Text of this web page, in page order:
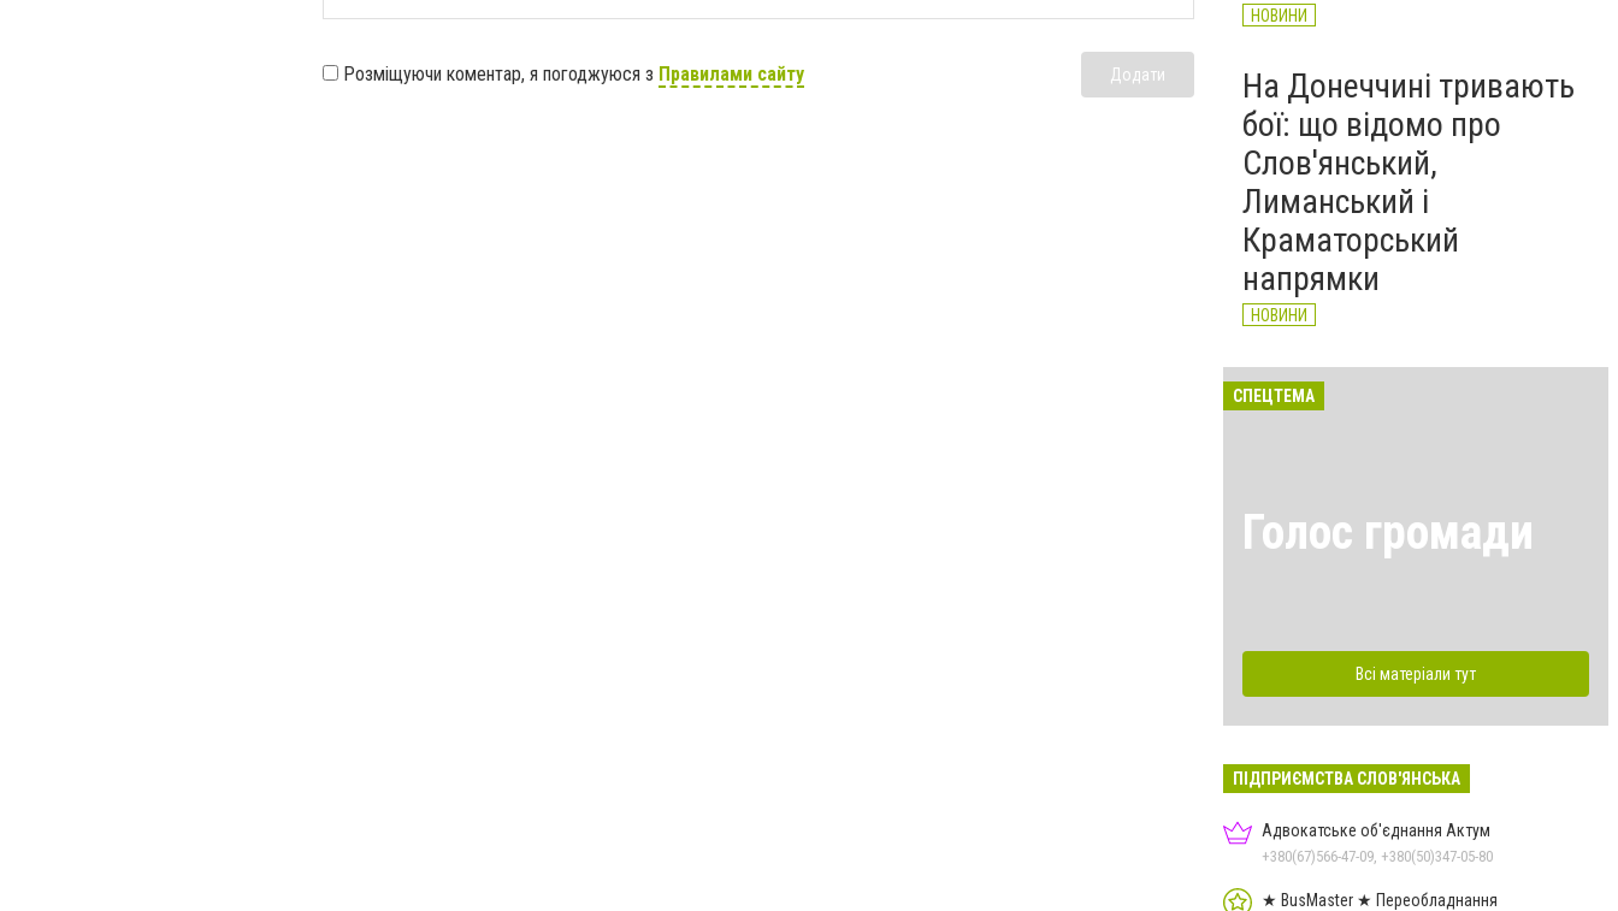
Розміщуючи коментар, я погоджуюся з Правилами сайту Додати
НОВИНИ
На Донеччині тривають
бої: що відомо про
Слов'янський,
Лиманський і
Краматорський
напрямки
НОВИНИ
СПЕЦТЕМА
Голос громади
Всі матеріали тут
ПІДПРИЄМСТВА СЛОВ'ЯНСЬКА
Адвокатське об'єднання Актум
+380(67)566-47-09, +380(50)347-05-80
★ BusMaster ★ Переобладнання